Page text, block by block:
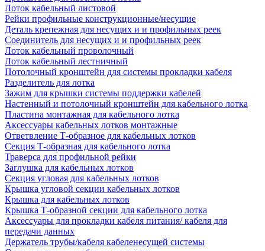
Лоток кабельный листовой
Рейки профильные конструкционные/несущие
Деталь крепежная для несущих и и профильных реек
Соединитель для несущих и и профильных реек
Лоток кабельный проволочный
Лоток кабельный лестничный
Потолочный кронштейн для системы прокладки кабеля
Разделитель для лотка
Зажим для крышки системы поддержки кабелей
Настенный и потолочный кронштейн для кабельного лотка
Пластина монтажная для кабельного лотка
Аксессуары кабельных лотков монтажные
Ответвление Т-образное для кабельных лотков
Секция Т-образная для кабельного лотка
Траверса для профильной рейки
Заглушка для кабельных лотков
Секция угловая для кабельных лотков
Крышка угловой секции кабельных лотков
Крышка для кабельных лотков
Крышка Т-образной секции для кабельного лотка
Аксессуары для прокладки кабеля питания/ кабеля для
передачи данных
Держатель трубы/кабеля кабеленесущей системы